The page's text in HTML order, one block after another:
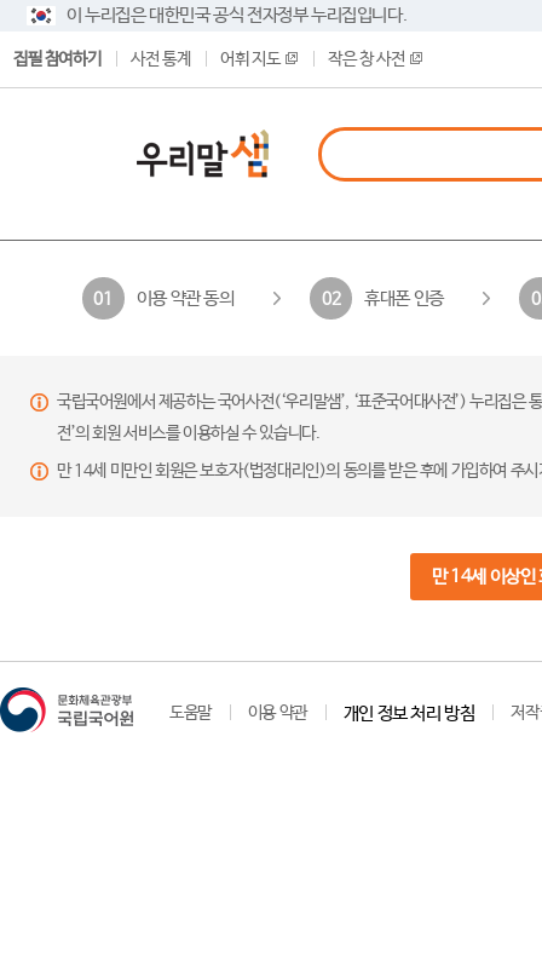
이 누리집은 대한민국 공식 전자정부 누리집입니다.
집필 참여하기 사전 통계 어휘 지도 작은 창 사전
01 이용 약관 동의 02 휴대폰 인증
국립국어원에서 제공하는 국어사전(‘우리말샘’, ‘표준국어대사전’) 누리집
전’의 회원 서비스를 이용하실 수 있습니다.
만 14세 미만인 회원은 보호자(법정대리인)의 동의를 받은 후에 가입하여 주
만 14세 이상인
도움말 이용 약관 개인 정보 처리 방침 저